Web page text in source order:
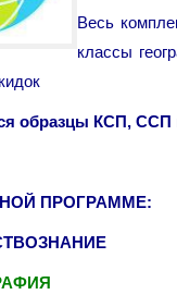
Весь
классы
образцы КСП, ССП
ПРОГРАММЕ: